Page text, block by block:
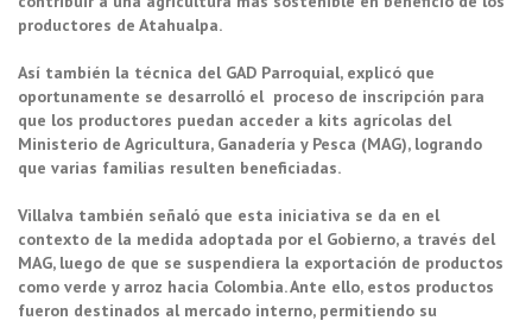
productores de Atahualpa.
Así también la técnica del GAD Parroquial, explicó que
oportunamente se desarrolló el proceso de inscripción para
que los productores puedan acceder a kits agrícolas del
Ministerio de Agricultura, Ganadería y Pesca (MAG), logrando
que varias familias resulten beneficiadas.
Villalva también señaló que esta iniciativa se da en el
contexto de la medida adoptada por el Gobierno, a través del
MAG, luego de que se suspendiera la exportación de productos
como verde y arroz hacia Colombia. Ante ello, estos productos
fueron destinados al mercado interno, permitiendo su